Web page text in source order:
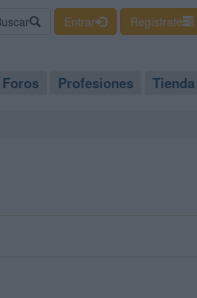
Entrar Regístrate
Foros Profesiones Tienda